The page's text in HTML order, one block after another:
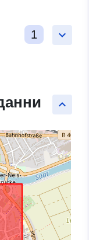
keyboard_arrow_down
1
keyboard_arrow_up